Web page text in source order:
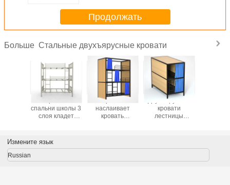
Продолжать
Больше Стальные двухъярусные кровати
спальни школы 3
слоя кладет
постель тройки
металла цвета
стальные
Тройка
наслаивает
кровать
гостиницы сетки
занавесом
Двухъярусные
кровати
лестницы
шкафчиком для
Измените язык
Russian